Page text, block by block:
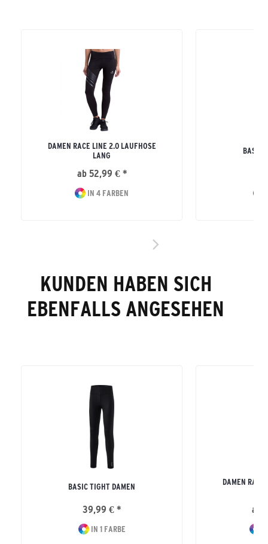
DAMEN RACE LINE 2.0 LAUFHOSE
LANG
ab 52,99 € *
IN 4 FARBEN
BASIC
KUNDEN HABEN SICH
EBENFALLS ANGESEHEN
BASIC TIGHT DAMEN
39,99 € *
IN 1 FARBE
DAMEN
ab